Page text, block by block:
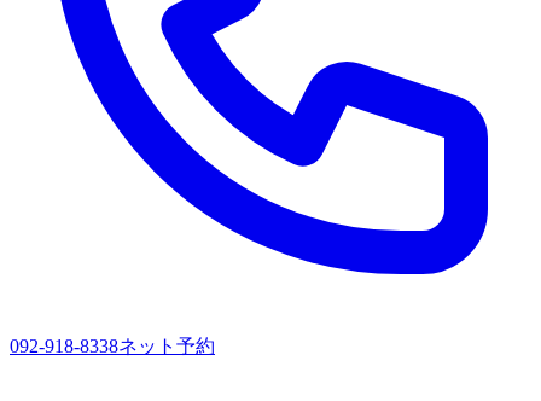
092-918-8338ネット予約